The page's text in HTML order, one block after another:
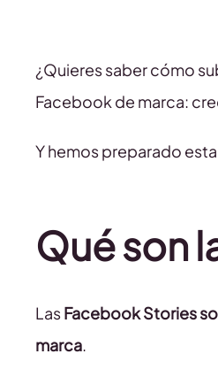
¿Quieres saber cómo
Facebook de marca:
Y hemos preparado
Qué son
LasFacebook Stories
marca.